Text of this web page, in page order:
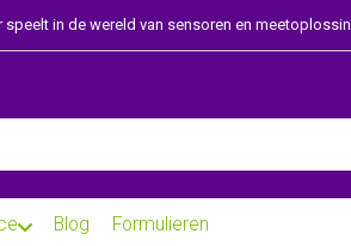
speelt in de wereld van sensoren en
Blog Formulieren